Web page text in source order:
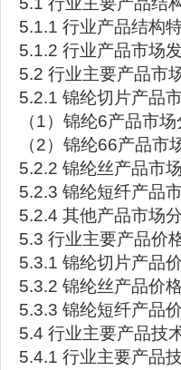
5.1.1 行业产品结构
5.1.2 行业产品市场
5.2 行业主要产品市
5.2.1 锦纶切片产品
（1）锦纶6产品市
（2）锦纶66产品市
5.2.2 锦纶丝产品市
5.2.3 锦纶短纤产品
5.2.4 其他产品市场
5.3 行业主要产品价
5.3.1 锦纶切片产品
5.3.2 锦纶丝产品价
5.3.3 锦纶短纤产品
5.4 行业主要产品技
5.4.1 行业主要产品